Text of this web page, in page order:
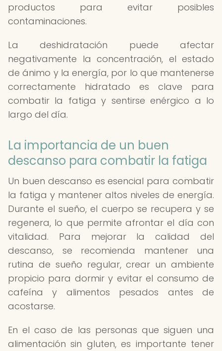
productos para evitar posibles
contaminaciones.
La deshidratación puede afectar
negativamente la concentración, el estado
de ánimo y la energía, por lo que mantenerse
correctamente hidratado es clave para
combatir la fatiga y sentirse enérgico a lo
largo del día.
La importancia de un buen
descanso para combatir la fatiga
Un buen descanso es esencial para combatir
la fatiga y mantener altos niveles de energía.
Durante el sueño, el cuerpo se recupera y se
regenera, lo que permite afrontar el día con
vitalidad. Para mejorar la calidad del
descanso, se recomienda mantener una
rutina de sueño regular, crear un ambiente
propicio para dormir y evitar el consumo de
cafeína y alimentos pesados antes de
acostarse.
En el caso de las personas que siguen una
alimentación sin gluten, es importante tener